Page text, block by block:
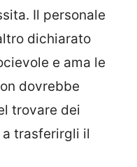
Il personale
dichiarato
e ama le
dovrebbe
trovare dei
trasferirgli il